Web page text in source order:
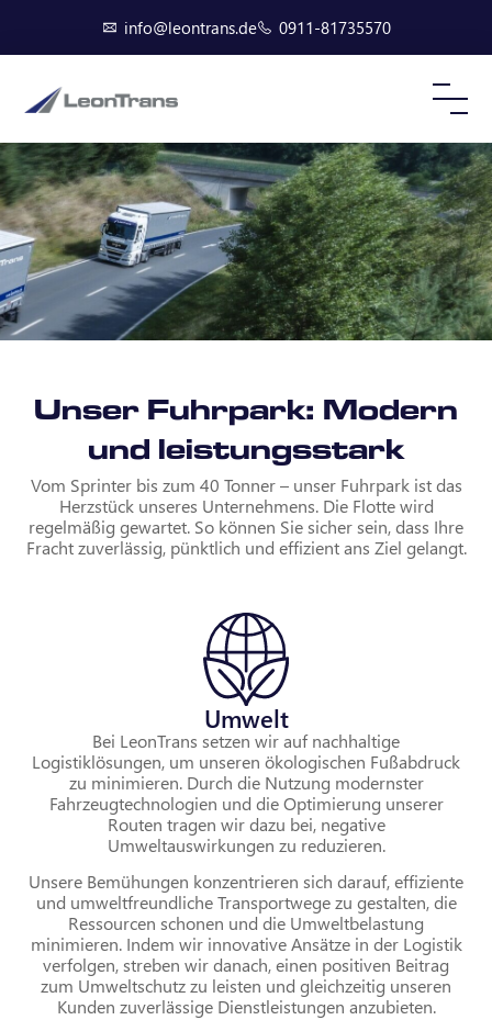
info@leontrans.de 0911-81735570
Unser Fuhrpark: Modern
und leistungsstark
Vom Sprinter bis zum 40 Tonner – unser Fuhrpark ist das
Herzstück unseres Unternehmens. Die Flotte wird
regelmäßig gewartet. So können Sie sicher sein, dass Ihre
Fracht zuverlässig, pünktlich und effizient ans Ziel gelangt.
Umwelt
Bei LeonTrans setzen wir auf nachhaltige
Logistiklösungen, um unseren ökologischen Fußabdruck
zu minimieren. Durch die Nutzung modernster
Fahrzeugtechnologien und die Optimierung unserer
Routen tragen wir dazu bei, negative
Umweltauswirkungen zu reduzieren.
Unsere Bemühungen konzentrieren sich darauf, effiziente
und umweltfreundliche Transportwege zu gestalten, die
Ressourcen schonen und die Umweltbelastung
minimieren. Indem wir innovative Ansätze in der Logistik
verfolgen, streben wir danach, einen positiven Beitrag
zum Umweltschutz zu leisten und gleichzeitig unseren
Kunden zuverlässige Dienstleistungen anzubieten.